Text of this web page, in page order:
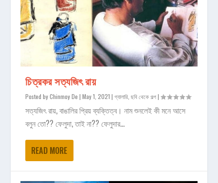
চিত্রকর সত্যজিৎ রায়
Posted byChinmoy De |May 1, 2021 |গ্যালারি ,ছবি থেকে গল্প|
সত্যজিৎ রায়, বাঙালির প্রিয় ব্যক্তিত্ব। নাম শুনলেই কী মনে আসে
বলুন তো?? ফেলুদা, তাই না?? ফেলুদার...
READ MORE